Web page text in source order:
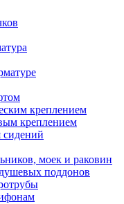
креплением
креплением
моек и раковин
поддонов